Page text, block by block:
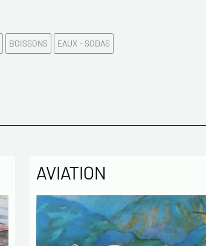
Email*
BOISSONS EAUX - SODAS
AVIATION